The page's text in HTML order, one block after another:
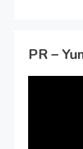
PR –